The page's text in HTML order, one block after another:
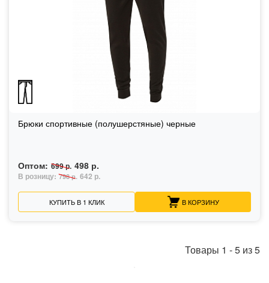
Брюки спортивные (полушерстяные) черные
Оптом: 699 р. 498 р.
В розницу: 798 р. 642 р.
КУПИТЬ В 1 КЛИК В КОРЗИНУ
Товары 1 -5 из5